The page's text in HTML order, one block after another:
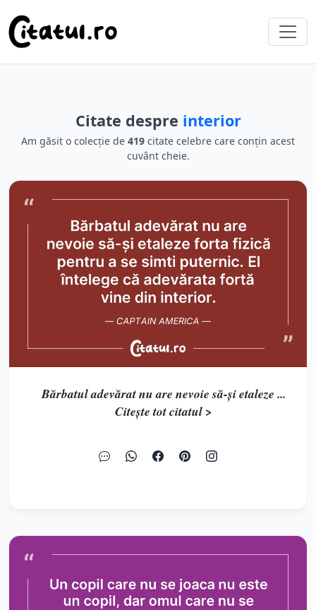
Citate despre interior
Am găsit o colecție de 419 citate celebre care conțin acest
cuvânt cheie.
Bărbatul adevărat nu are nevoie să-și etaleze ...
Citește tot citatul >